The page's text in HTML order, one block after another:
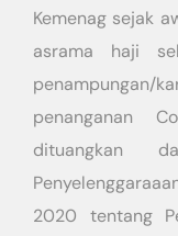
Kemenag sejak
asrama haji
penampungan/
penanganan
dituangkan
2020 tentang